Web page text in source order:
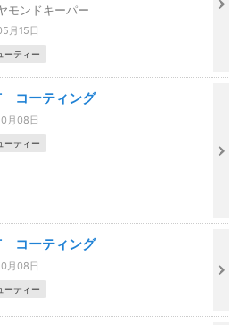
モンドキーパー
月15日
ーティー
コーティング
月08日
ーティー
コーティング
月08日
ーティー